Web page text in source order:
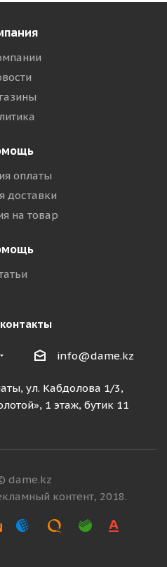
оплаты
доставки
на товар
info@dame.kz
ул. Кабдолова 1/3,
1 этаж, бутик 11
dame.kz
контент, 2018.